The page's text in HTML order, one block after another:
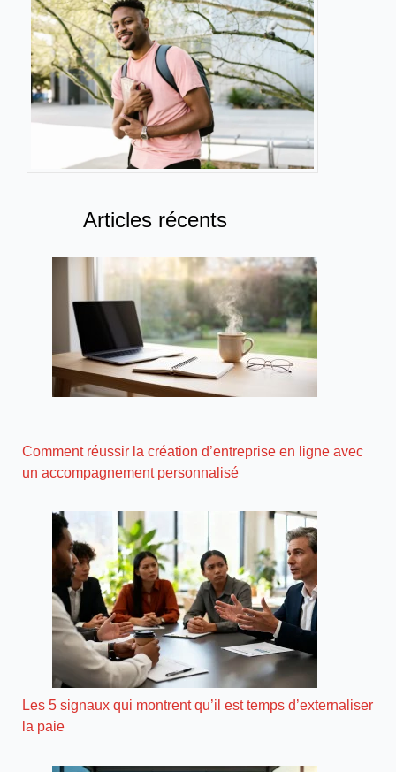
Articles récents
Comment réussir la création d’entreprise en ligne avec
un accompagnement personnalisé
Les 5 signaux qui montrent qu’il est temps d’externaliser
la paie